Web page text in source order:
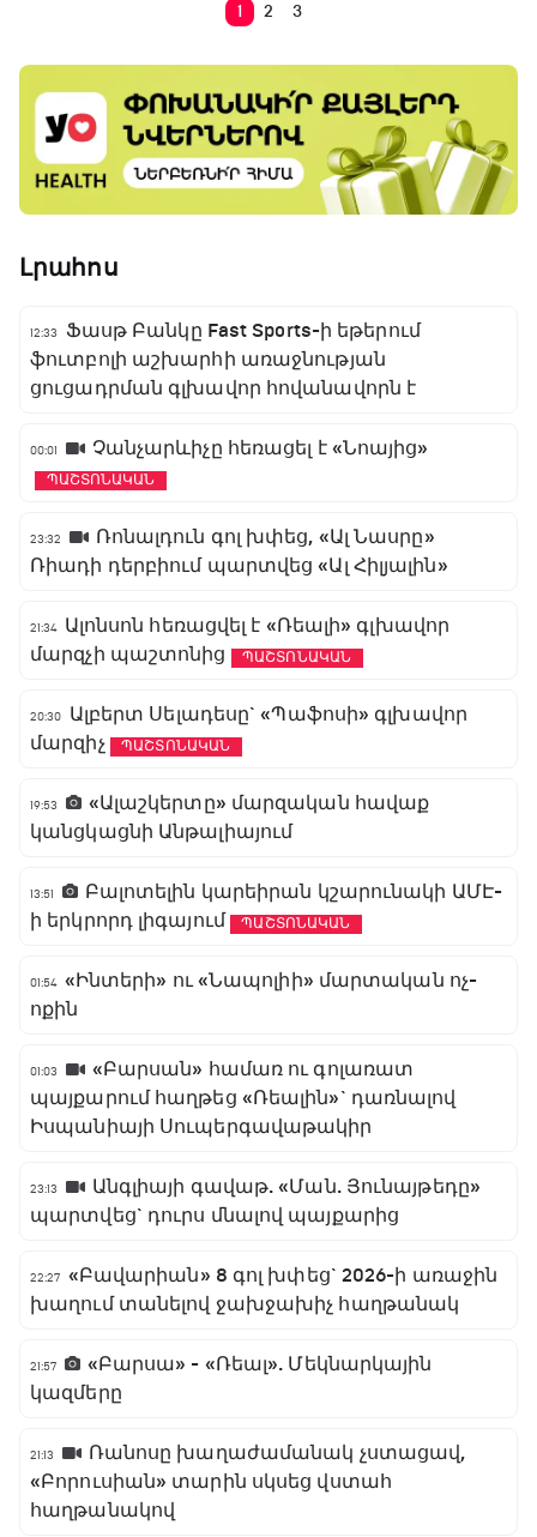
1 2 3
Լրահոս
12:33
Ֆասթ Բանկը Fast Sports-ի եթերում
ֆուտբոլի աշխարհի առաջնության
ցուցադրման գլխավոր հովանավորն է
00:01 Չանչարևիչը հեռացել է «Նոայից»
ՊԱՇՏՈՆԱԿԱՆ
23:32
Ռոնալդուն գոլ խփեց, «Ալ Նասրը»
Ռիադի դերբիում պարտվեց «Ալ Հիլյալին»
21:34 Ալոնսոն հեռացվել է «Ռեալի» գլխավոր
մարզչի պաշտոնից
ՊԱՇՏՈՆԱԿԱՆ
20:30
Ալբերտ Սելադեսը` «Պաֆոսի» գլխավոր
մարզիչ
ՊԱՇՏՈՆԱԿԱՆ
19:53
«Ալաշկերտը» մարզական հավաք
կանցկացնի Անթալիայում
13:51
Բալոտելին կարեիրան կշարունակի ԱՄԷ-
ի երկրորդ լիգայում
ՊԱՇՏՈՆԱԿԱՆ
01:54 «Ինտերի» ու «Նապոլիի» մարտական ոչ-
ոքին
01:03
«Բարսան» համառ ու գոլառատ
պայքարում հաղթեց «Ռեալին»` դառնալով
Իսպանիայի Սուպերգավաթակիր
23:13
Անգլիայի գավաթ. «Ման. Յունայթեդը»
պարտվեց` դուրս մնալով պայքարից
22:27 «Բավարիան» 8 գոլ խփեց` 2026-ի առաջին
խաղում տանելով ջախջախիչ հաղթանակ
21:57
«Բարսա» - «Ռեալ». Մեկնարկային
կազմերը
21:13
Ռանոսը խաղաժամանակ չստացավ,
«Բորուսիան» տարին սկսեց վստահ
հաղթանակով